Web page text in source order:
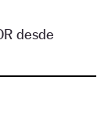
desde